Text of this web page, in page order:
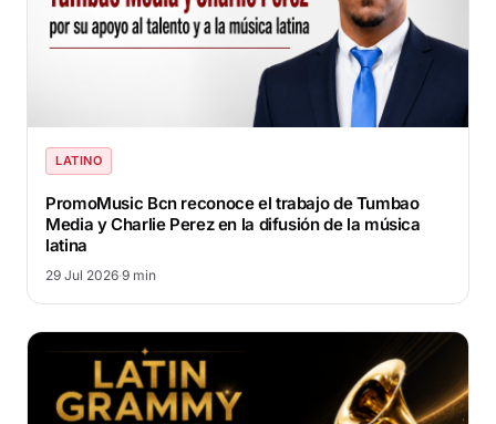
LATINO
PromoMusic Bcn reconoce el trabajo de Tumbao
Media y Charlie Perez en la difusión de la música
latina
29 Jul 2026·9 min